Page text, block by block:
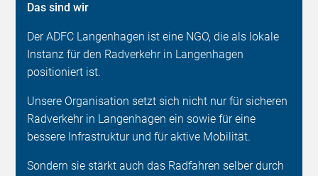
Das sind wir
Der ADFC Langenhagen ist eine NGO, die als lokale
Instanz für den Radverkehr in Langenhagen
positioniert ist.
Unsere Organisation setzt sich nicht nur für sicheren
Radverkehr in Langenhagen ein sowie für eine
bessere Infrastruktur und für aktive Mobilität.
Sondern sie stärkt auch das Radfahren selber durch